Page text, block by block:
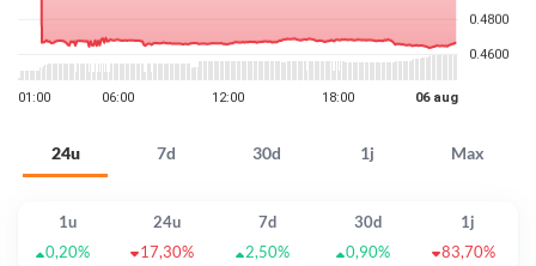
24u 7d 30d 1j Max
1u 24u 7d 30d
1j
0,20%
17,30% 2,50% 0,90% 83,70%